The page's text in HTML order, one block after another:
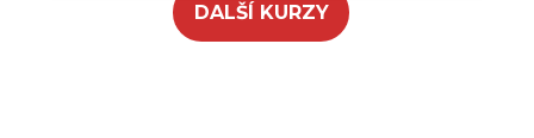
DALŠÍ KURZY